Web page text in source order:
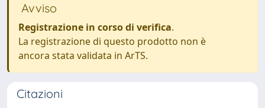
Avviso
Registrazione in corso di verifica.
La registrazione di questo prodotto non è
ancora stata validata in ArTS.
Citazioni